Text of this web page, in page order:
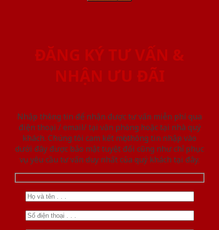
ĐĂNG KÝ TƯ VẤN &
NHẬN ƯU ĐÃI
Nhập thông tin để nhận được tư vấn miễn phí qua
điện thoại / email/ tại văn phòng hoặc tại nhà quý
khách. Chúng tôi cam kết mọi thông tin nhập vào
dưới đây được bảo mật tuyệt đối cũng như chỉ phục
vụ yêu cầu tư vấn duy nhất của quý khách tại đây.